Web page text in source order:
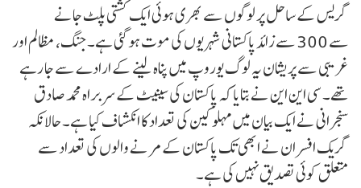
گریس کے ساحل پر لوگوں سے بھری ہوئی ایک کشتی پلٹ جانے
سے 300 سے زائد پاکستانی شہریوں کی موت ہو گئی ہے۔ جنگ، مظالم اور
غریبی سے پریشان یہ لوگ یوروپ میں پناہ لینے کے ارادے سے جا رہے
تھے۔ سی این این نے بتایا کہ پاکستان کی سینیٹ کے سربراہ محمد صادق
سنجرانی نے ایک بیان میں مہلوکین کی تعداد کا انکشاف کیا ہے۔ حالانکہ
گریک افسران نے ابھی تک پاکستان کے مرنے والوں کی تعداد سے
متعلق کوئی تصدیق نہیں کی ہے۔